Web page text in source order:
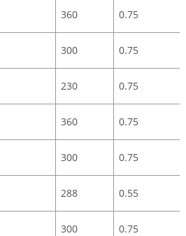
360 0.75
300 0.75
230 0.75
360 0.75
300 0.75
288 0.55
300 0.75